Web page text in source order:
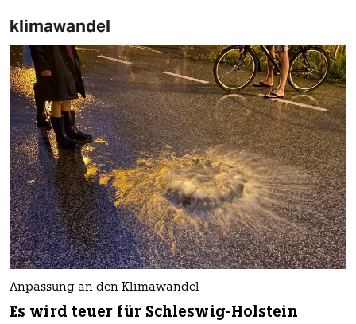
klimawandel
Anpassung an den Klimawandel
Es wird teuer für Schleswig-Holstein